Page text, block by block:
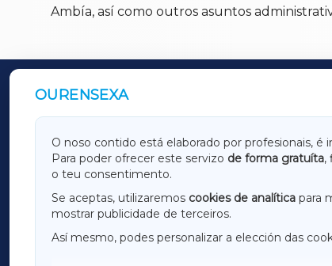
Ambía, así como outros asuntos
OURENSEXA
O noso contido está elaborado por profesionais,
Para poder ofrecer este servizo de forma gratuíta,
o teu consentimento.
Se aceptas, utilizaremos cookies de analítica para
mostrar publicidade de terceiros.
Así mesmo, podes personalizar a elección das
OUTROS PERIÓDICOS
GALICIAXA
AMARIÑAXA
OURENSEXA